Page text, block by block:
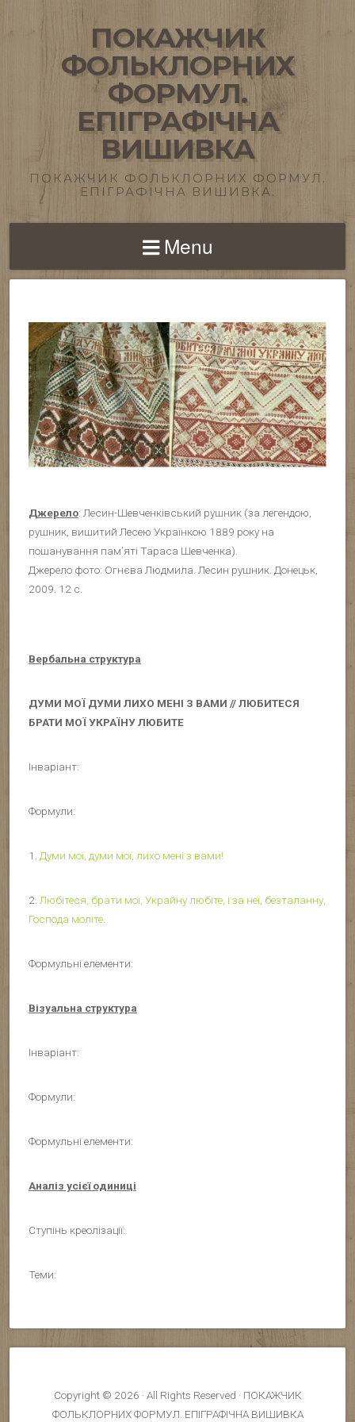
ПОКАЖЧИК
ФОЛЬКЛОРНИХ
ФОРМУЛ.
ЕПІГРАФІЧНА
ВИШИВКА
ПОКАЖЧИК ФОЛЬКЛОРНИХ ФОРМУЛ.
ЕПІГРАФІЧНА ВИШИВКА.
Menu
Джерело: Лесин-Шевченківський рушник (за легендою,
рушник, вишитий Лесею Українкою 1889 року на
пошанування пам’яті Тараса Шевченка).
Джерело фото: Огнєва Людмила. Лесин рушник. Донецьк,
2009. 12 с.
Вербальна структура
ДУМИ МОЇ ДУМИ ЛИХО МЕНІ З ВАМИ // ЛЮБИТЕСЯ
БРАТИ МОЇ УКРАЇНУ ЛЮБИТЕ
Інваріант:
Формули:
1. Думи мої, думи мої, лихо мені з вами!
2. Любітеся, брати мої, Украйну любіте, і за неї, безталанну,
Господа моліте
Формульні елементи:
Візуальна структура
Інваріант:
Формули:
Формульні елементи:
Аналіз усієї одиниці
Ступінь креолізації:
Теми:
Copyright © 2026 · All Rights Reserved · ПОКАЖЧИК
ФОЛЬКЛОРНИХ ФОРМУЛ. ЕПІГРАФІЧНА ВИШИВКА